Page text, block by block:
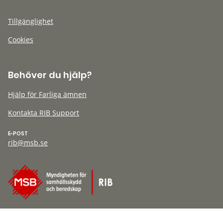
Tillgänglighet
Cookies
Behöver du hjälp?
Hjälp för Farliga ämnen
Kontakta RIB Support
E-POST
rib@msb.se